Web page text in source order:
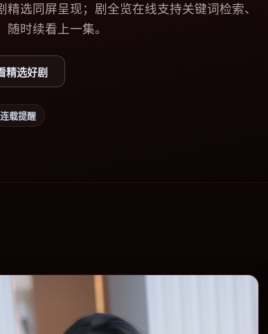
精选同屏呈现；剧全览在线支持关键词检索、
时续看上一集。
精选好剧
连载提醒